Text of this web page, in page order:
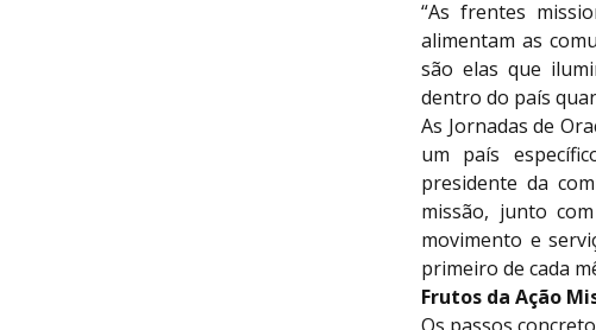
“As frentes
alimentam as
são elas que
dentro do país
As Jornadas de
um país
presidente da
missão, junto
movimento e
primeiro de cada
Frutos da Ação
Os passos